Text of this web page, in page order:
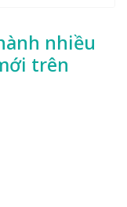
nhiều
trên